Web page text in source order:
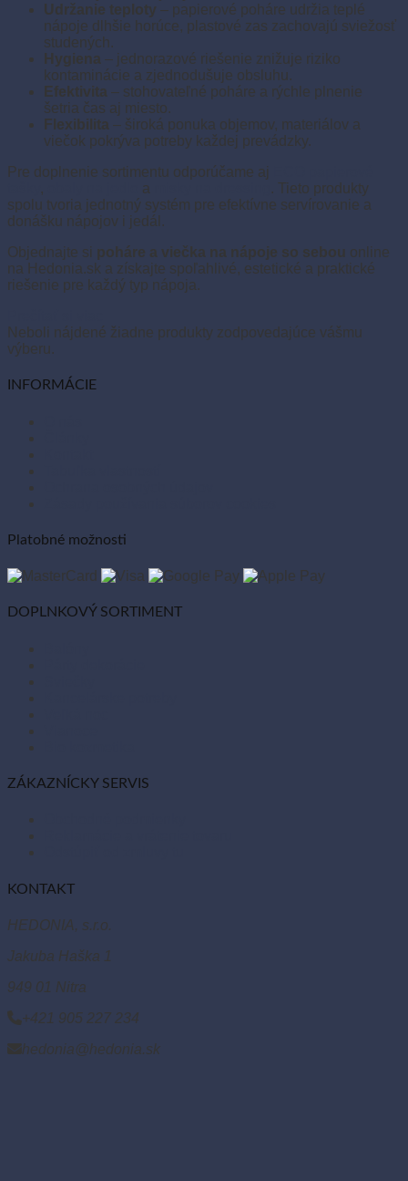
Udržanie teploty – papierové poháre udržia teplé
nápoje dlhšie horúce, plastové zas zachovajú sviežosť
studených.
Hygiena – jednorazové riešenie znižuje riziko
kontaminácie a zjednodušuje obsluhu.
Efektivita – stohovateľné poháre a rýchle plnenie
šetria čas aj miesto.
Flexibilita – široká ponuka objemov, materiálov a
viečok pokrýva potreby každej prevádzky.
Pre doplnenie sortimentu odporúčame aj
, a
. Tieto produkty
spolu tvoria jednotný systém pre efektívne servírovanie a
donášku nápojov i jedál.
Objednajte si poháre a viečka na nápoje so sebou online
na Hedonia.sk a získajte spoľahlivé, estetické a praktické
riešenie pre každý typ nápoja.
Neboli nájdené žiadne produkty zodpovedajúce vášmu
výberu.
INFORMÁCIE
Platobné možnosti
DOPLNKOVÝ SORTIMENT
ZÁKAZNÍCKY SERVIS
KONTAKT
HEDONIA, s.r.o.
Jakuba Haška 1
949 01 Nitra
+421 905 227 234
hedonia@hedonia.sk